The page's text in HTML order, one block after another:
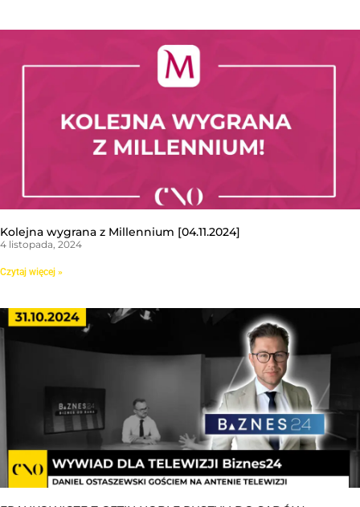
Kolejna wygrana z Millennium [04.11.2024]
4 listopada, 2024
Czytaj więcej »